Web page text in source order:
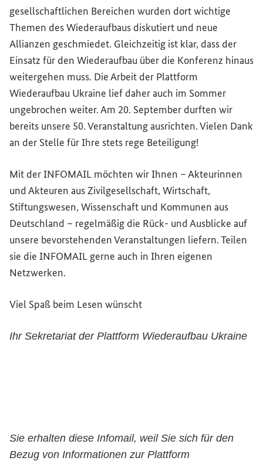
gesellschaftlichen Bereichen wurden dort wichtige
Themen des Wiederaufbaus diskutiert und neue
Allianzen geschmiedet. Gleichzeitig ist klar, dass der
Einsatz für den Wiederaufbau über die Konferenz hinaus
weitergehen muss. Die Arbeit der Plattform
Wiederaufbau Ukraine lief daher auch im Sommer
ungebrochen weiter. Am 20. September durften wir
bereits unsere 50. Veranstaltung ausrichten. Vielen Dank
an der Stelle für Ihre stets rege Beteiligung!
Mit der INFOMAIL möchten wir Ihnen – Akteurinnen
und Akteuren aus Zivilgesellschaft, Wirtschaft,
Stiftungswesen, Wissenschaft und Kommunen aus
Deutschland – regelmäßig die Rück- und Ausblicke auf
unsere bevorstehenden Veranstaltungen liefern. Teilen
sie die INFOMAIL gerne auch in Ihren eigenen
Netzwerken.
Viel Spaß beim Lesen wünscht
Ihr Sekretariat der Plattform Wiederaufbau Ukraine
Sie erhalten diese Infomail, weil Sie sich für den
Bezug von Informationen zur Plattform